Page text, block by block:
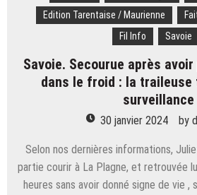
prison
de
Saint-
Fallavier
:
deux
interpellés
Edition Tarentaise / Maurienne
Fil Info
Savoie
Savoie. Secourue après
dans le froid : la traileuse
surveillance
30 janvier 2024 by
Selon nos dernières informations,
partie courir à La Plagne, et retrouvée
heures sans avoir donné signe de vie